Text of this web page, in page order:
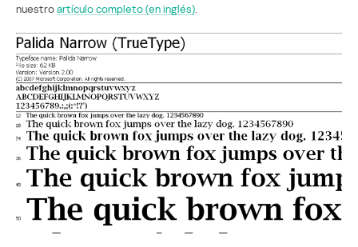
nuestroartículo completo (en inglés)